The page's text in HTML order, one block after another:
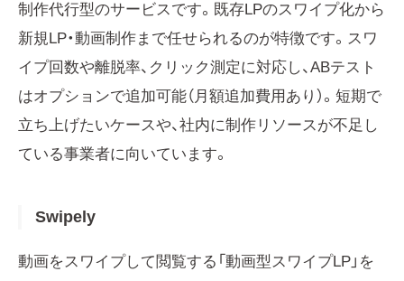
制作代行型のサービスです。既存LPのスワイプ化から
新規LP・動画制作まで任せられるのが特徴です。スワ
イプ回数や離脱率、クリック測定に対応し、ABテスト
はオプションで追加可能（月額追加費用あり）。短期で
立ち上げたいケースや、社内に制作リソースが不足し
ている事業者に向いています。
Swipely
動画をスワイプして閲覧する「動画型スワイプLP」を